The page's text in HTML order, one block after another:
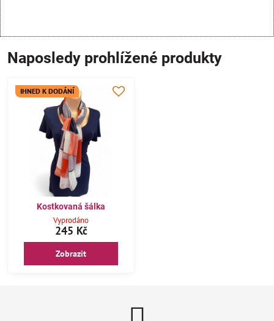
Naposledy prohlížené produkty
IHNED K DODÁNÍ
Kostkovaná šálka
Vyprodáno
245 Kč
Zobrazit